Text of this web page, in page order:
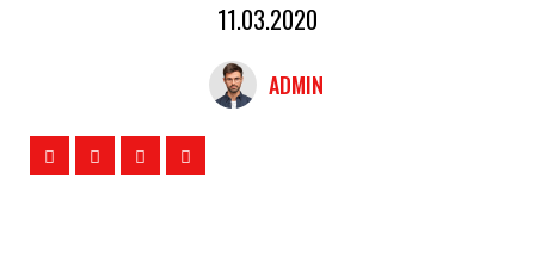
11.03.2020
ADMIN